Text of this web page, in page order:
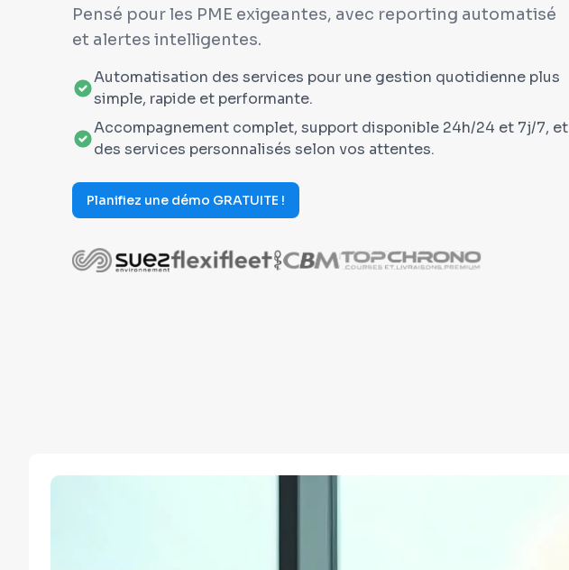
Pensé pour les PME exigeantes, avec reporting automatisé
et alertes intelligentes.
Automatisation des services pour une gestion quotidienne plus
simple, rapide et performante.
Accompagnement complet, support disponible 24h/24 et 7j/7, et
des services personnalisés selon vos attentes.
Planifiez une démo GRATUITE !